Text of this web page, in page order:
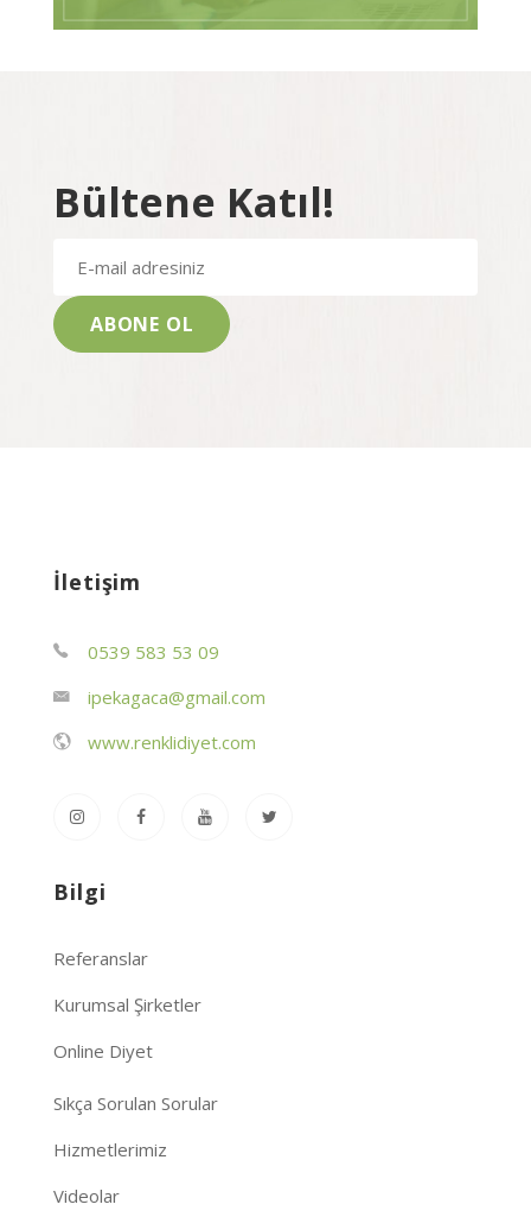
Bültene Katıl!
İletişim
0539 583 53 09
ipekagaca@gmail.com
www.renklidiyet.com
Bilgi
Referanslar
Kurumsal Şirketler
Online Diyet
Sıkça Sorulan Sorular
Hizmetlerimiz
Videolar